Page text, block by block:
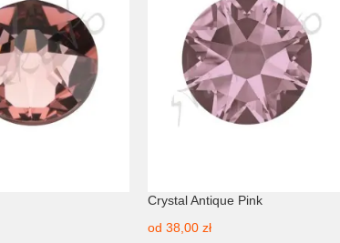
Crystal Antique Pink
od 38,00 zł